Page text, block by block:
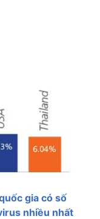
gia có số
nhiều nhất